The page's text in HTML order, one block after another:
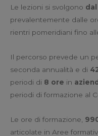
Le lezioni si svolgono
prevalentemente dalle
rientri pomeridiani fino
Il percorso prevede un
seconda annualità e di
periodi di 8 ore in
periodi di formazione al
Le ore di formazione,
articolate in Aree